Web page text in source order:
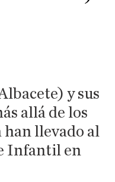
y sus
allá de los
llevado al
Infantil en